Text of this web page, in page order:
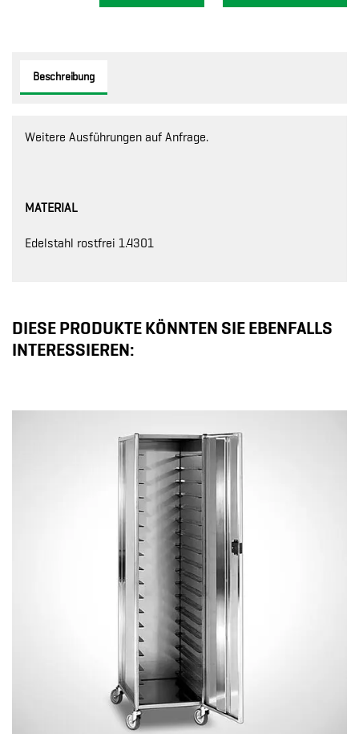
Beschreibung
Weitere Ausführungen auf Anfrage.
MATERIAL
Edelstahl rostfrei 1.4301
DIESE PRODUKTE KÖNNTEN SIE EBENFALLS
INTERESSIEREN: